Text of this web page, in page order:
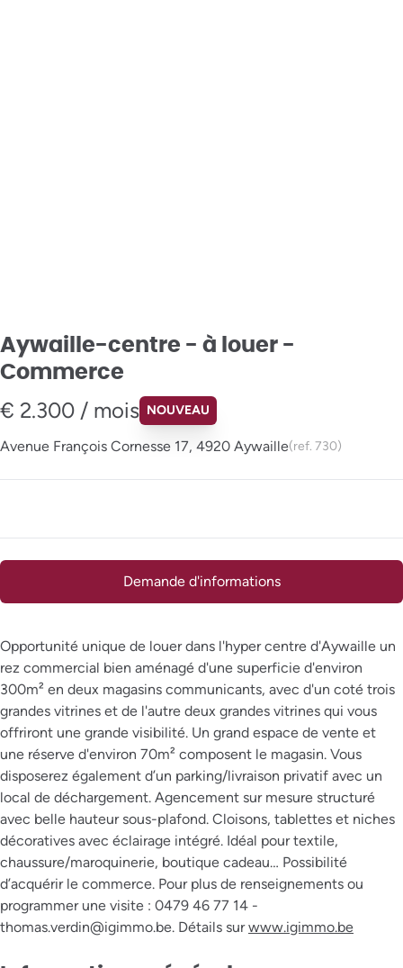
Aywaille-centre - à louer -
Commerce
€ 2.300 / mois NOUVEAU
Avenue François Cornesse 17, 4920 Aywaille(ref. 730)
Demande d'informations
Opportunité unique de louer dans l'hyper centre d'Aywaille un
rez commercial bien aménagé d'une superficie d'environ
300m² en deux magasins communicants, avec d'un coté trois
grandes vitrines et de l'autre deux grandes vitrines qui vous
offriront une grande visibilité. Un grand espace de vente et
une réserve d'environ 70m² composent le magasin. Vous
disposerez également d’un parking/livraison privatif avec un
local de déchargement. Agencement sur mesure structuré
avec belle hauteur sous-plafond. Cloisons, tablettes et niches
décoratives avec éclairage intégré. Idéal pour textile,
chaussure/maroquinerie, boutique cadeau… Possibilité
d’acquérir le commerce. Pour plus de renseignements ou
programmer une visite : 0479 46 77 14 -
thomas.verdin@igimmo.be. Détails surwww.igimmo.be